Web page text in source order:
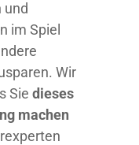
und
im Spiel
Wir
Sie dieses
machen